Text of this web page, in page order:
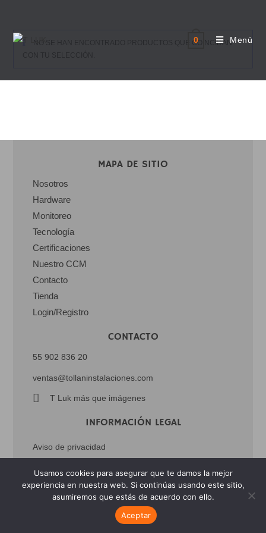
0 Menú
NO SE HAN ENCONTRADO PRODUCTOS QUE COINCIDAN
MAPA DE SITIO
Nosotros
Hardware
Monitoreo
Tecnología
Certificaciones
Nuestro CCM
Contacto
Tienda
Login/Registro
CONTACTO
55 902 836 20
ventas@tollaninstalaciones.com
T Luk más que imágenes
INFORMACIÓN LEGAL
Aviso de privacidad
Sitio realizado porRocket Publicidad
Usamos cookies para asegurar que te damos la mejor
experiencia en nuestra web. Si continúas usando este sitio,
asumiremos que estás de acuerdo con ello.
Aceptar